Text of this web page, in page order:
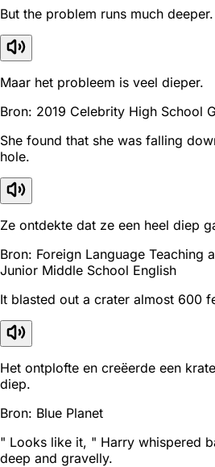
But the problem runs much deeper.
Maar het probleem is veel dieper.
Bron: 2019 Celebrity High School
She found that she was falling
hole.
Ze ontdekte dat ze een heel diep
Bron: Foreign Language Teaching
Junior Middle School English
It blasted out a crater almost 600
Het ontplofte en creëerde een
diep.
Bron: Blue Planet
" Looks like it, " Harry whispered
deep and gravelly.